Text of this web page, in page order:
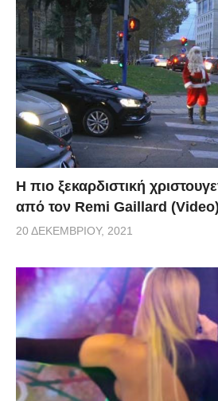
Η πιο ξεκαρδιστική
από τον Remi Gaillard (Video)
20 ΔΕΚΕΜΒΡΊΟΥ, 2021